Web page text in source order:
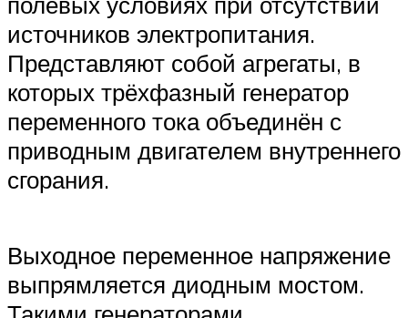
источников электропитания.
Представляют собой агрегаты, в
которых трёхфазный генератор
переменного тока объединён с
приводным двигателем внутреннего
сгорания.
Выходное переменное напряжение
выпрямляется диодным мостом.